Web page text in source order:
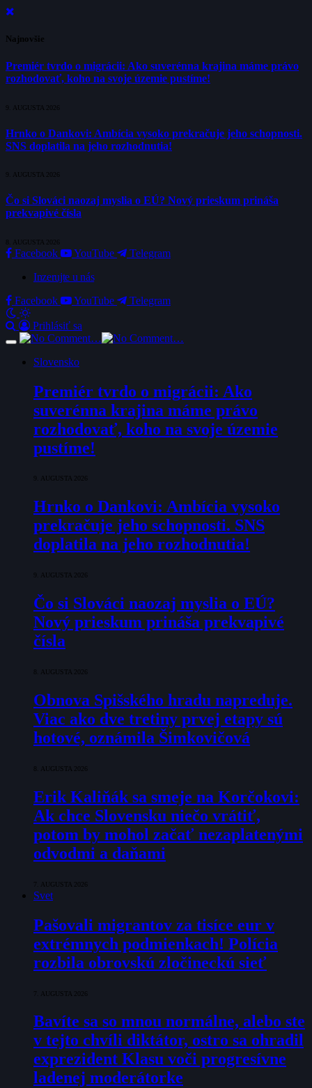
Najnovšie
Premiér tvrdo o migrácii: Ako suverénna krajina máme právo
rozhodovať, koho na svoje územie pustíme!
9. AUGUSTA 2026
Hrnko o Dankovi: Ambícia vysoko prekračuje jeho schopnosti.
SNS doplatila na jeho rozhodnutia!
9. AUGUSTA 2026
Čo si Slováci naozaj myslia o EÚ? Nový prieskum prináša
prekvapivé čísla
8. AUGUSTA 2026
Facebook YouTube
Telegram
Inzerujte u nás
Facebook
YouTube Telegram
Prihlásiť sa
Slovensko
Premiér tvrdo o migrácii: Ako
suverénna krajina máme právo
rozhodovať, koho na svoje územie
pustíme!
9. AUGUSTA 2026
Hrnko o Dankovi: Ambícia vysoko
prekračuje jeho schopnosti. SNS
doplatila na jeho rozhodnutia!
9. AUGUSTA 2026
Čo si Slováci naozaj myslia o EÚ?
Nový prieskum prináša prekvapivé
čísla
8. AUGUSTA 2026
Obnova Spišského hradu napreduje.
Viac ako dve tretiny prvej etapy sú
hotové, oznámila Šimkovičová
8. AUGUSTA 2026
Erik Kaliňák sa smeje na Korčokovi:
Ak chce Slovensku niečo vrátiť,
potom by mohol začať nezaplatenými
odvodmi a daňami
7. AUGUSTA 2026
Svet
Pašovali migrantov za tisíce eur v
extrémnych podmienkach! Polícia
rozbila obrovskú zločineckú sieť
7. AUGUSTA 2026
Bavíte sa so mnou normálne, alebo ste
v tejto chvíli diktátor, ostro sa ohradil
exprezident Klasu voči progresívne
ladenej moderátorke